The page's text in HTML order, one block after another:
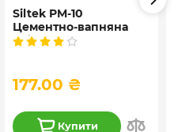
Siltek PM-10
Цементно-вапняна
універсальна
177.00 ₴
Купити